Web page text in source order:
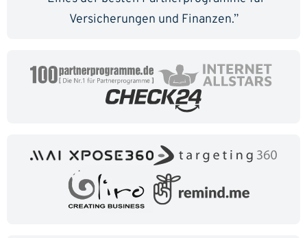
Versicherungen und Finanzen.”